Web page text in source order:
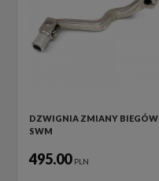
DZWIGNIA ZMIANY BIEGÓW
SWM
495.00 PLN